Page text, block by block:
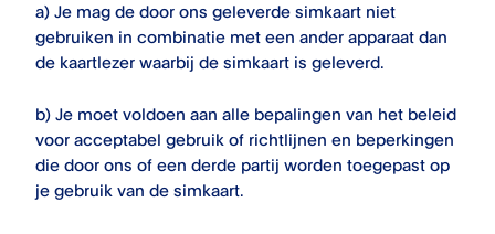
a) Je mag de door ons geleverde simkaart niet
gebruiken in combinatie met een ander apparaat dan
de kaartlezer waarbij de simkaart is geleverd.
b) Je moet voldoen aan alle bepalingen van het beleid
voor acceptabel gebruik of richtlijnen en beperkingen
die door ons of een derde partij worden toegepast op
je gebruik van de simkaart.